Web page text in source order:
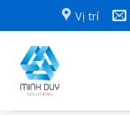
to
content
Vị trí